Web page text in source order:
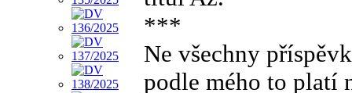
***
Ne všechny
podle mého to platí